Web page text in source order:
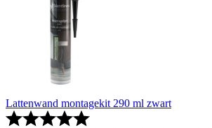
Lattenwand montagekit 290 ml zwart